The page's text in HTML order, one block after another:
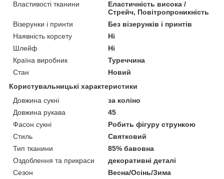
Властивості тканини
Еластичність висока /
Стрейч, Повітропроникність
Візерунки і принти
Без візерунків і принтів
Наявність корсету
Ні
Шлейф
Ні
Країна виробник
Туреччина
Стан
Новий
Користувальницькі характеристики
Довжина сукні
за коліно
Довжина рукава
45
Фасон сукні
Робить фігуру стрункою
Стиль
Святковий
Тип тканини
85% бавовна
Оздоблення та прикраси
декоративні деталі
Сезон
Весна/Осінь/Зима